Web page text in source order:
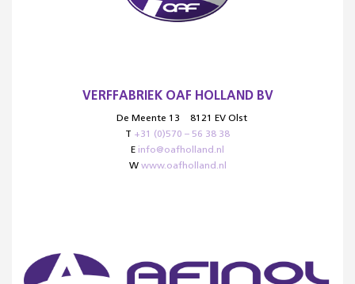
VERFFABRIEK OAF HOLLAND BV
De Meente 13
8121 EV Olst
T +31 (0)570 – 56 38 38
E info@oafholland.nl
W www.oafholland.nl